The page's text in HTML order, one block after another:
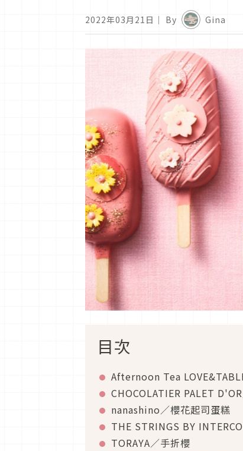
2022年03月21日 ｜ By Gina
目次
Afternoon Tea
CHOCOLATIER PALET
nanashino／櫻花起司蛋糕
THE STRINGS BY
TORAYA／手折櫻